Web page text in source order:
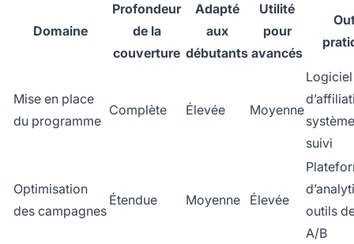
Domaine
Profondeur
de la
couverture
Adapté
aux
débutants
Utilité
pour
avancés
Mise en place
du programme
Complète Élevée Moyenne
Logiciel
suivi
Optimisation
des campagnes
Étendue Moyenne Élevée
outils
A/B